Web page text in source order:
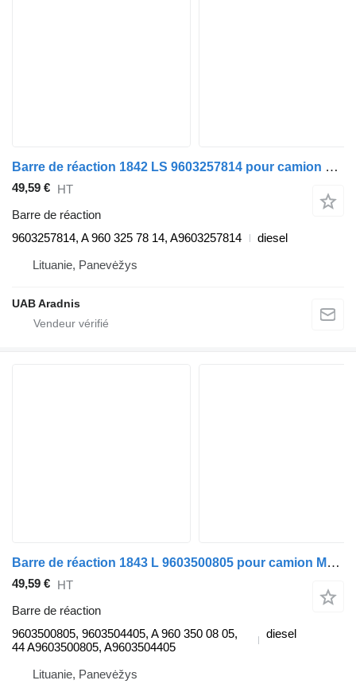
Barre de réaction 1842 LS 9603257814 pour camion Mercedes-Benz ACTROS MP4
49,59 € HT
Barre de réaction
9603257814, A 960 325 78 14, A9603257814
diesel
Lituanie, Panevėžys
UAB Aradnis
Barre de réaction 1843 L 9603500805 pour camion Mercedes-Benz ACTROS MP4 1843 L
49,59 € HT
Barre de réaction
9603500805, 9603504405, A 960 350 08 05,
44 A9603500805, A9603504405
diesel
Lituanie, Panevėžys